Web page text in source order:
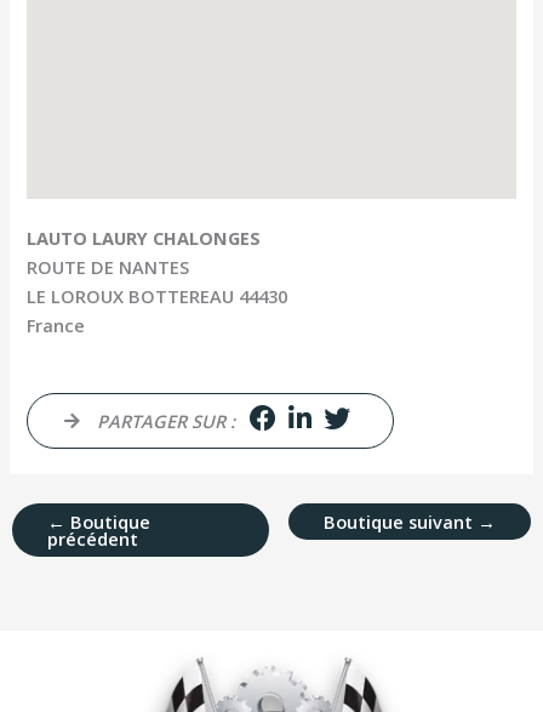
LAUTO LAURY CHALONGES
ROUTE DE NANTES
LE LOROUX BOTTEREAU 44430
France
PARTAGER SUR :
← Boutique
précédent
Boutique suivant →